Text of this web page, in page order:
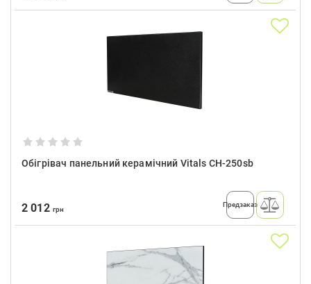
Обігрівач панельний керамічний Vitals CH-250sb
2 012 грн
Предзаказ